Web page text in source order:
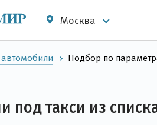
Москва
Подбор по
под такси из